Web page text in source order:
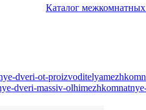
Каталог межкомнатных
dveri-ot-proizvoditelya
dveri-massiv-olhi